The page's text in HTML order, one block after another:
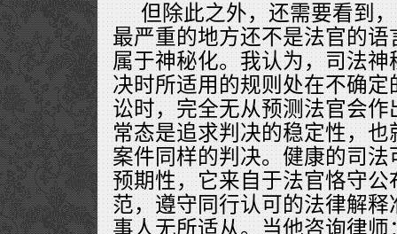
但除此之外，还需要看到
最严重的地方还不是法官的
属于神秘化。我认为，司法
决时所适用的规则处在不确
讼时，完全无从预测法官会
常态是追求判决的稳定性，
案件同样的判决。健康的司
预期性，它来自于法官恪守
范，遵守同行认可的法律解
事人无所适从。当他咨询律师